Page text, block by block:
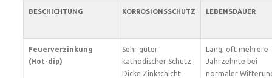
BESCHICHTUNG KORROSIONSSCHUTZ LEBENSDAUER
Feuerverzinkung
(Hot-dip)
Sehr guter
kathodischer Schutz.
Dicke Zinkschicht
Lang, oft mehrere
Jahrzehnte bei
normaler